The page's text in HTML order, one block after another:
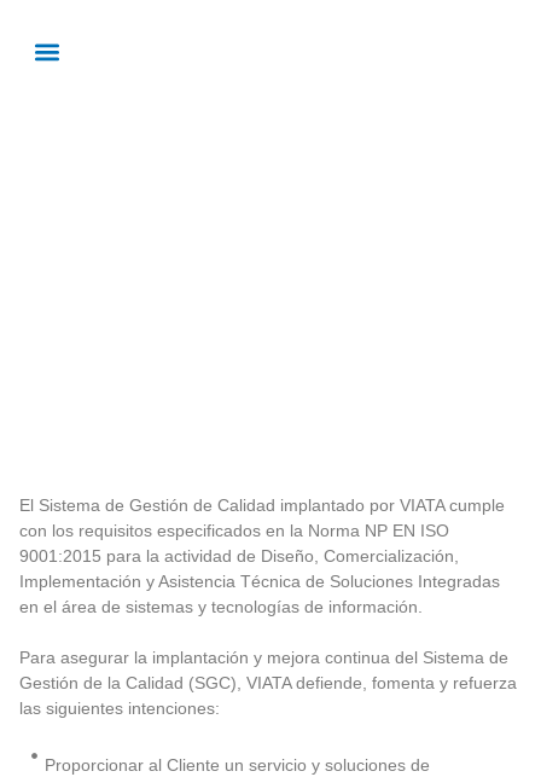
El Sistema de Gestión de Calidad implantado por VIATA cumple
con los requisitos especificados en la Norma NP EN ISO
9001:2015 para la actividad de Diseño, Comercialización,
Implementación y Asistencia Técnica de Soluciones Integradas
en el área de sistemas y tecnologías de información.
Para asegurar la implantación y mejora continua del Sistema de
Gestión de la Calidad (SGC), VIATA defiende, fomenta y refuerza
las siguientes intenciones:
Proporcionar al Cliente un servicio y soluciones de